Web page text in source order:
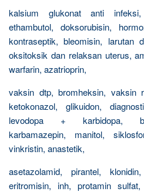
kalsium glukonat anti
ethambutol, doksorubisin,
kontraseptik, bleomisin, larutan
oksitoksik dan relaksan uterus,
warfarin, azatrioprin,
vaksin dtp, bromheksin, vaksin
ketokonazol, glikuidon,
levodopa + karbidopa,
karbamazepin, manitol,
vinkristin, anastetik,
asetazolamid, pirantel,
eritromisin, inh, protamin